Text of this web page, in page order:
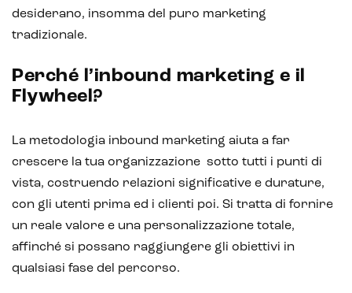
Metaverso
IoT (Internet of Things)
Blockchain
desiderano, insomma del puro marketing
tradizionale.
Perché l’inbound marketing e il
Flywheel?
La metodologia inbound marketing aiuta a far
crescere la tua organizzazione sotto tutti i punti di
vista, costruendo relazioni significative e durature,
con gli utenti prima ed i clienti poi. Si tratta di fornire
un reale valore e una personalizzazione totale,
affinché si possano raggiungere gli obiettivi in
qualsiasi fase del percorso.